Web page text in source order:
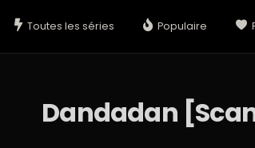
Toutes les séries Populaire
Dandadan